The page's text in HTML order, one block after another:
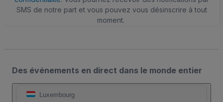
SMS de notre part et vous pouvez vous désinscrire à tout
moment.
Des événements en direct dans le monde entier
Luxembourg